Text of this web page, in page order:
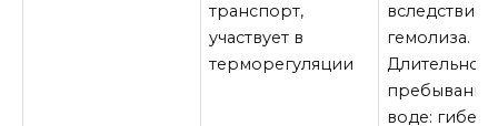
транспорт,
участвует в
терморегуляции
вследствие
гемолиза.
Длительное
пребывание
воде: